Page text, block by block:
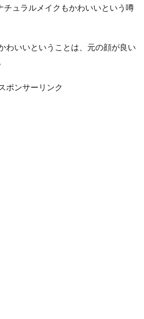
チュラルメイクもかわいいという噂
わいいということは、元の顔が良い
ポンサーリンク